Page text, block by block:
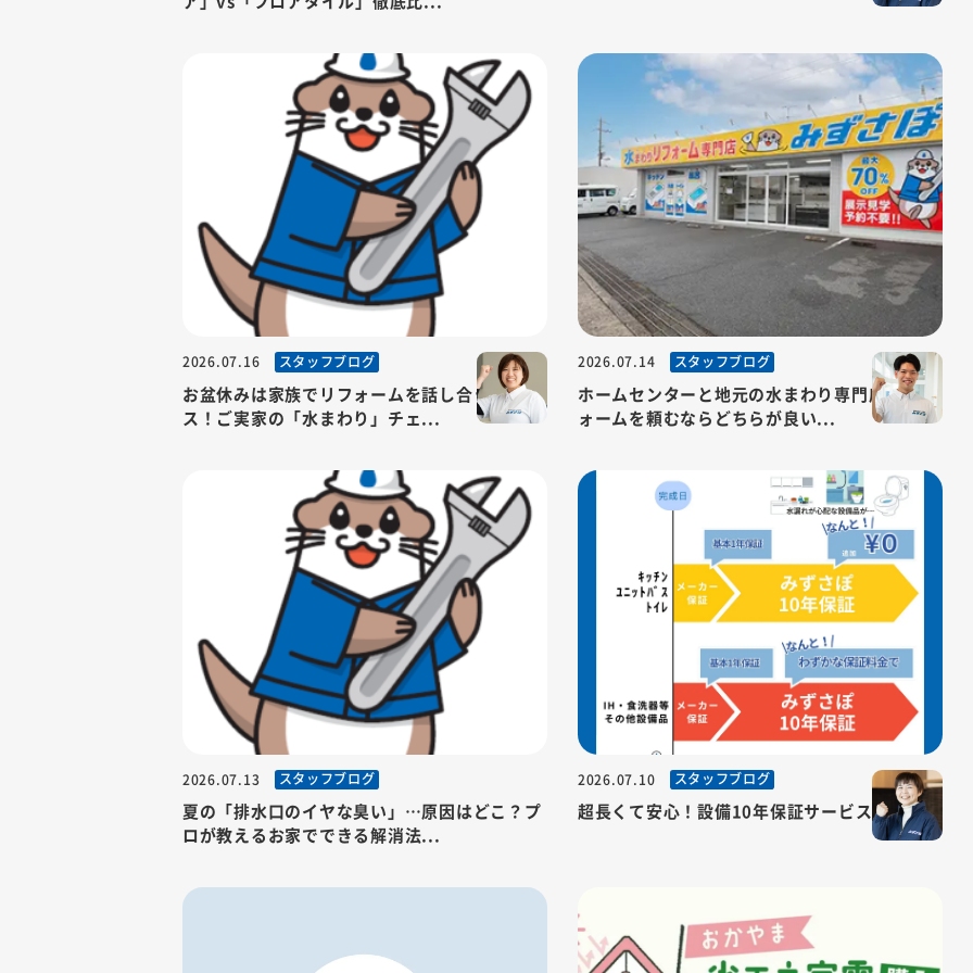
2026.07.16 スタッフブログ
お盆休みは家族でリフォームを話し合うチャン
ス！ご実家の「水まわり」チェ...
2026.07.14 スタッフブログ
ホームセンターと地元の水まわり専門店、リフ
ォームを頼むならどちらが良い...
2026.07.13 スタッフブログ
夏の「排水口のイヤな臭い」…原因はどこ？プ
ロが教えるお家でできる解消法...
2026.07.10 スタッフブログ
超長くて安心！設備10年保証サービス！